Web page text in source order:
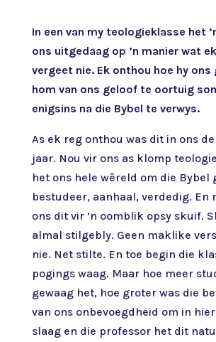
In een van my teologieklasse het
ons uitgedaag op ’n manier wat
vergeet nie. Ek onthou hoe hy ons
hom van ons geloof te oortuig
enigsins na die Bybel te verwys.
As ek reg onthou was dit in ons
jaar. Nou vir ons as klomp
het ons hele wêreld om die Bybel
bestudeer, aanhaal, verdedig. En
ons dit vir ’n oomblik opsy skuif.
almal stilgebly. Geen maklike
nie. Net stilte. En toe begin die
pogings waag. Maar hoe meer
gewaag het, hoe groter was die
van ons onbevoegdheid om in
slaag en die professor het dit